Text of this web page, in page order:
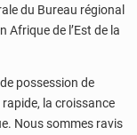
du Bureau régional
Afrique de l’Est de la
possession de
la croissance
Nous sommes ravis